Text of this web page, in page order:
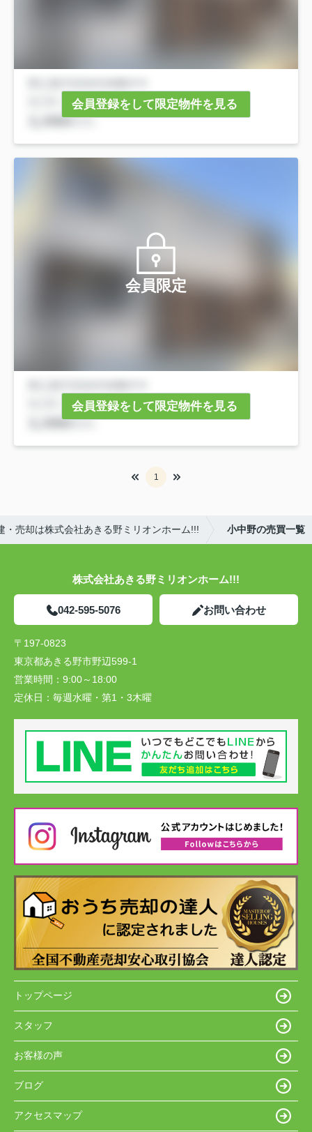
会員登録をして限定物件を見る
会員限定
会員登録をして限定物件を見る
1
売却は株式会社あきる野ミリオンホーム!!! 小中野の売買一覧
株式会社あきる野ミリオンホーム!!!
042-595-5076 お問い合わせ
〒197-0823
東京都あきる野市野辺599-1
営業時間： 9:00～18:00
定休日： 毎週水曜・第1・3木曜
トップページ
スタッフ
お客様の声
ブログ
アクセスマップ